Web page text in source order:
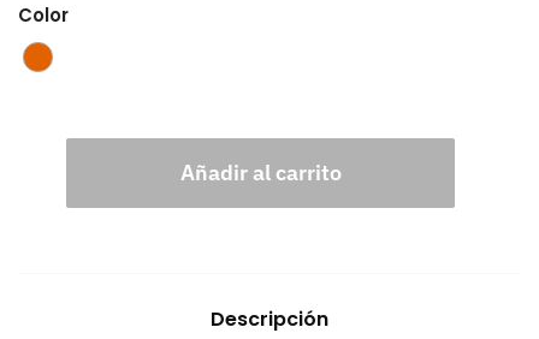
Color
Añadir al carrito
Descripción